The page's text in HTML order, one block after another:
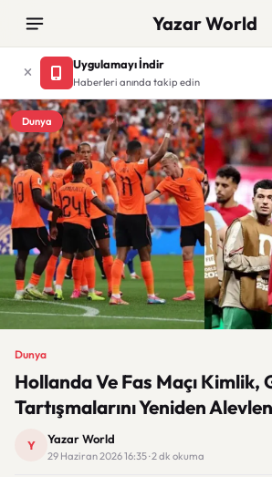
Yazar World
Uygulamayı İndir
Haberleri anında takip edin
Dunya
Dunya
Hollanda Ve Fas Maçı Kimlik,
Tartışmalarını Yeniden
Y Yazar World
29 Haziran 2026 16:35 · 2 dk okuma